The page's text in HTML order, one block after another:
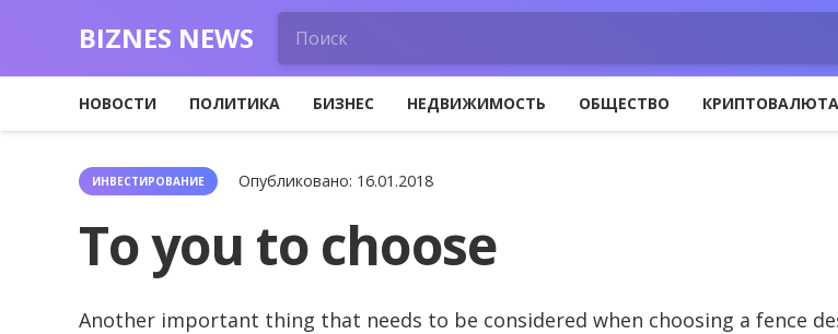
BIZNES NEWS
НОВОСТИ ПОЛИТИКА БИЗНЕС НЕДВИЖИМОСТЬ ОБЩЕСТВО КРИПТОВАЛЮТА
ИНВЕСТИРОВАНИЕ Опубликовано: 16.01.2018
To you to choose
Another important thing that needs to be considered when choosing a fence